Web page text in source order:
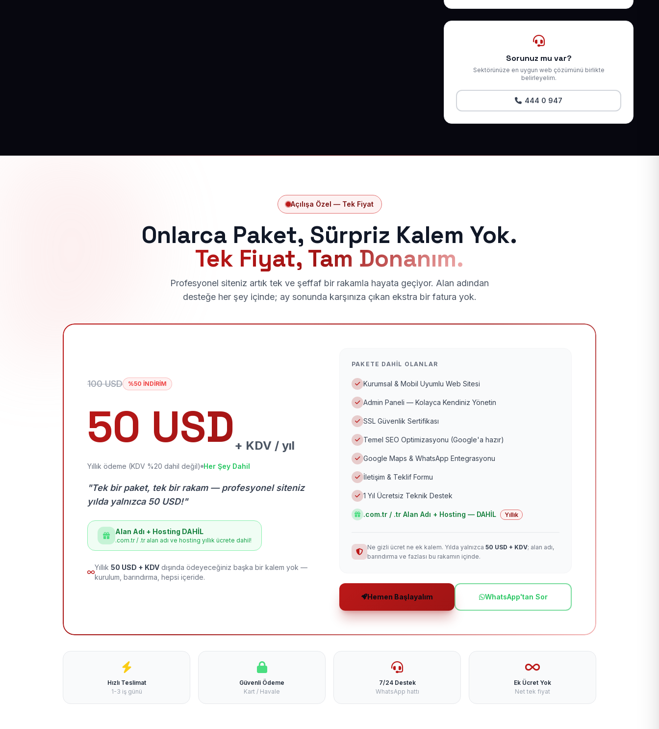
Sorunuz mu var?
Sektörünüze en uygun web çözümünü birlikte
belirleyelim.
444 0 947
Açılışa Özel — Tek Fiyat
Onlarca Paket, Sürpriz Kalem Yok.
Tek Fiyat, Tam Donanım.
Profesyonel siteniz artık tek ve şeffaf bir rakamla hayata geçiyor. Alan adından
desteğe her şey içinde; ay sonunda karşınıza çıkan ekstra bir fatura yok.
100 USD %50 İNDİRİM
50 USD + KDV / yıl
Yıllık ödeme (KDV %20 dahil değil) Her Şey Dahil
"Tek bir paket, tek bir rakam — profesyonel siteniz
yılda yalnızca 50 USD!"
Alan Adı + Hosting DAHİL
.com.tr / .tr alan adı ve hosting yıllık ücrete dahil!
Yıllık 50 USD + KDV dışında ödeyeceğiniz başka bir kalem yok —
kurulum, barındırma, hepsi içeride.
PAKETE DAHIL OLANLAR
Kurumsal & Mobil Uyumlu Web Sitesi
Admin Paneli — Kolayca Kendiniz Yönetin
SSL Güvenlik Sertifikası
Temel SEO Optimizasyonu (Google'a hazır)
Google Maps & WhatsApp Entegrasyonu
İletişim & Teklif Formu
1 Yıl Ücretsiz Teknik Destek
.com.tr / .tr Alan Adı + Hosting — DAHİL Yıllık
Ne gizli ücret ne ek kalem. Yılda yalnızca 50 USD + KDV; alan adı,
barındırma ve fazlası bu rakamın içinde.
Hemen Başlayalım WhatsApp'tan Sor
Hızlı Teslimat
1-3 iş günü
Güvenli Ödeme
Kart / Havale
7/24 Destek
WhatsApp hattı
Ek Ücret Yok
Net tek fiyat